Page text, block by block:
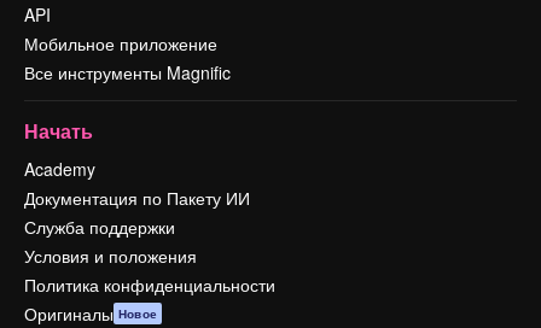
API
Мобильное приложение
Все инструменты Magnific
Начать
Academy
Документация по Пакету ИИ
Служба поддержки
Условия и положения
Политика конфиденциальности
Оригиналы Новое